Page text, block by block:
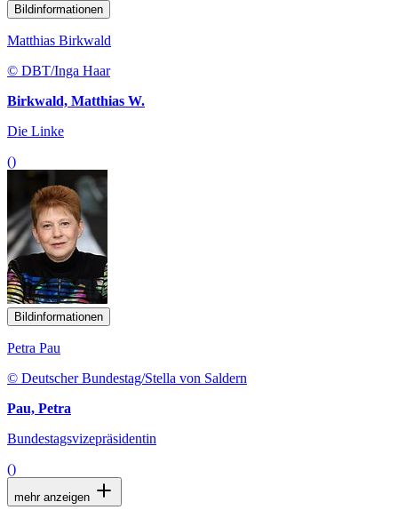
Bildinformationen
Matthias Birkwald
© DBT/Inga Haar
Birkwald, Matthias W.
Die Linke
()
Bildinformationen
Petra Pau
© Deutscher Bundestag/Stella von Saldern
Pau, Petra
Bundestagsvizepräsidentin
()
mehr anzeigen